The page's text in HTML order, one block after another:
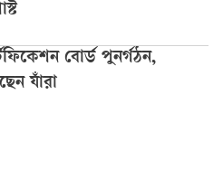
বোর্ড পুনর্গঠন,
যাঁরা